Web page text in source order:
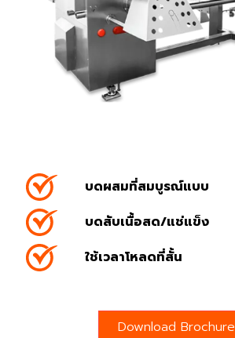
บดผสมที่สมบูรณ์แบบ
บดสับเนื้อสด/แช่แข็ง
ใช้เวลาโหลดที่สั้น
Download Brochure